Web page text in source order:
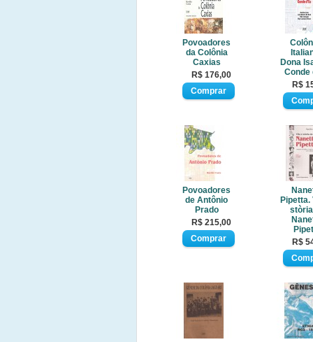
Povoadores
da Colônia
Caxias
R$ 176,00
Dona
Conde
R$
Povoadores
de Antônio
Prado
R$ 215,00
Pipetta.
R$